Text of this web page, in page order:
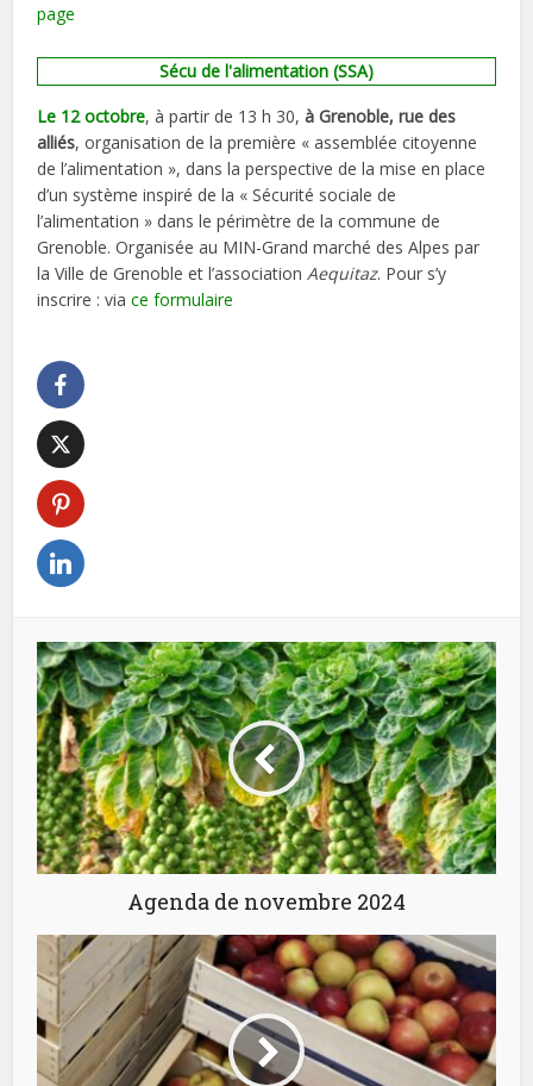
page
Sécu de l'alimentation (SSA)
Le 12 octobre, à partir de 13 h 30,à Grenoble, rue des
alliés, organisation de la première « assemblée citoyenne
de l’alimentation », dans la perspective de la mise en place
d’un système inspiré de la « Sécurité sociale de
l’alimentation » dans le périmètre de la commune de
Grenoble. Organisée au MIN-Grand marché des Alpes par
la Ville de Grenoble et l’associationAequitaz. Pour s’y
inscrire : viace formulaire
Agenda de novembre 2024